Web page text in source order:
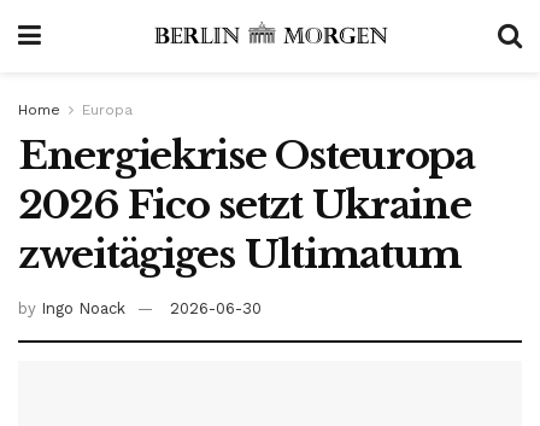
Home Europa
Energiekrise Osteuropa
2026 Fico setzt Ukraine
zweitägiges Ultimatum
by Ingo Noack 2026-06-30